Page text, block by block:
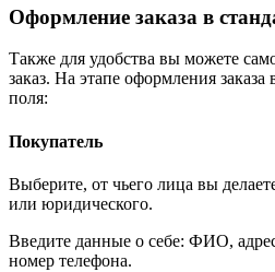
Оформление заказа в
Также для удобства вы можете
заказ. На этапе оформления
поля:
Покупатель
Выберите, от чьего лица вы
или юридического.
Введите данные о себе: ФИО,
номер телефона.